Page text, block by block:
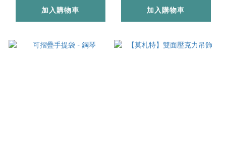
加入購物車 加入購物車